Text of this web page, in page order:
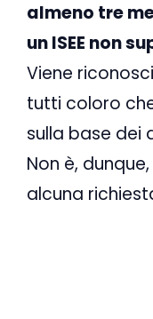
almeno tre
un ISEE non
Viene
tutti coloro
sulla base dei
Non è,
alcuna